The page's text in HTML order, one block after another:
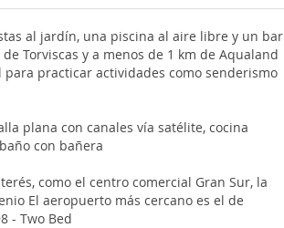
al jardín, una piscina al aire libre y un bar
Torviscas y a menos de 1 km de Aqualand
practicar actividades como senderismo
plana con canales vía satélite, cocina
con bañera
como el centro comercial Gran Sur, la
El aeropuerto más cercano es el de
- Two Bed